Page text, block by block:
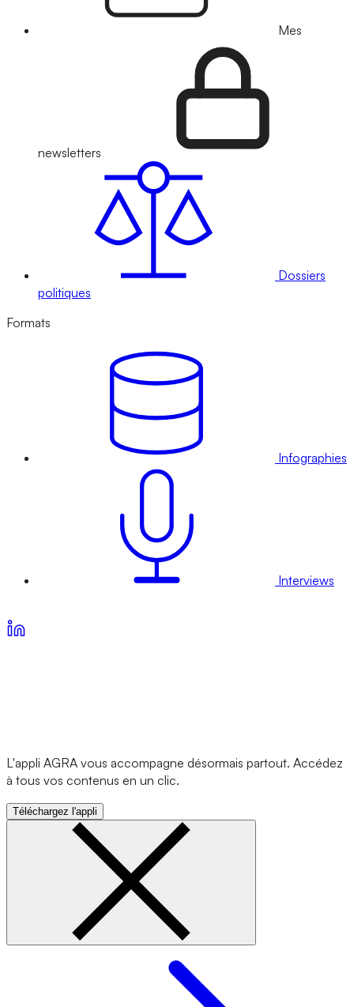
Mes
newsletters
Dossiers
politiques
Formats
Infographies
Interviews
L'appli AGRA vous accompagne désormais partout. Accédez
à tous vos contenus en un clic.
Téléchargez l'appli